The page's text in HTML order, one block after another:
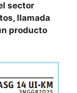
sector
llamada
producto